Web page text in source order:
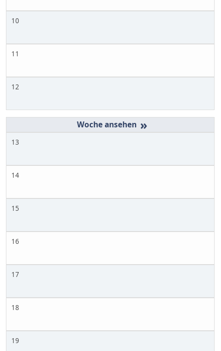
10
11
12
»
13
14
15
16
17
18
19